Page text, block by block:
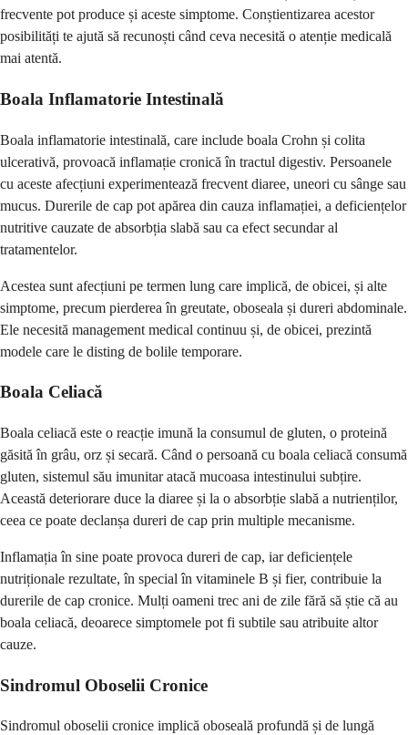
frecvente pot produce și aceste simptome. Conștientizarea acestor
posibilități te ajută să recunoști când ceva necesită o atenție medicală
mai atentă.
Boala Inflamatorie Intestinală
Boala inflamatorie intestinală, care include boala Crohn și colita
ulcerativă, provoacă inflamație cronică în tractul digestiv. Persoanele
cu aceste afecțiuni experimentează frecvent diaree, uneori cu sânge sau
mucus. Durerile de cap pot apărea din cauza inflamației, a deficiențelor
nutritive cauzate de absorbția slabă sau ca efect secundar al
tratamentelor.
Acestea sunt afecțiuni pe termen lung care implică, de obicei, și alte
simptome, precum pierderea în greutate, oboseala și dureri abdominale.
Ele necesită management medical continuu și, de obicei, prezintă
modele care le disting de bolile temporare.
Boala Celiacă
Boala celiacă este o reacție imună la consumul de gluten, o proteină
găsită în grâu, orz și secară. Când o persoană cu boala celiacă consumă
gluten, sistemul său imunitar atacă mucoasa intestinului subțire.
Această deteriorare duce la diaree și la o absorbție slabă a nutrienților,
ceea ce poate declanșa dureri de cap prin multiple mecanisme.
Inflamația în sine poate provoca dureri de cap, iar deficiențele
nutriționale rezultate, în special în vitaminele B și fier, contribuie la
durerile de cap cronice. Mulți oameni trec ani de zile fără să știe că au
boala celiacă, deoarece simptomele pot fi subtile sau atribuite altor
cauze.
Sindromul Oboselii Cronice
Sindromul oboselii cronice implică oboseală profundă și de lungă